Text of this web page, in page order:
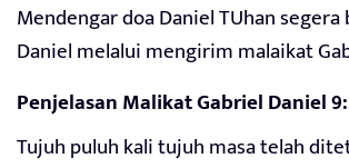
Mendengar doa Daniel TUhan
Daniel melalui mengirim malaikat
Penjelasan Malikat Gabriel Daniel
Tujuh puluh kali tujuh masa telah